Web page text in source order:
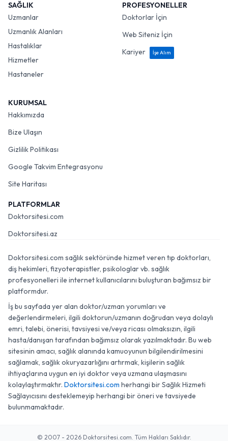
SAĞLIK
Uzmanlar
Uzmanlık Alanları
Hastalıklar
Hizmetler
Hastaneler
PROFESYONELLER
Doktorlar İçin
Web Siteniz İçin
Kariyer
İşe Alım
KURUMSAL
Hakkımızda
Bize Ulaşın
Gizlilik Politikası
Google Takvim Entegrasyonu
Site Haritası
PLATFORMLAR
Doktorsitesi.com
Doktorsitesi.az
Doktorsitesi.com sağlık sektöründe hizmet veren tıp doktorları,
diş hekimleri, fizyoterapistler, psikologlar vb. sağlık
profesyonelleri ile internet kullanıcılarını buluşturan bağımsız bir
platformdur.
İş bu sayfada yer alan doktor/uzman yorumları ve
değerlendirmeleri, ilgili doktorun/uzmanın doğrudan veya dolaylı
emri, talebi, önerisi, tavsiyesi ve/veya ricası olmaksızın, ilgili
hasta/danışan tarafından bağımsız olarak yazılmaktadır. Bu web
sitesinin amacı, sağlık alanında kamuoyunun bilgilendirilmesini
sağlamak, sağlık okuryazarlığını artırmak, kişilerin sağlık
ihtiyaçlarına uygun en iyi doktor veya uzmana ulaşmasını
kolaylaştırmaktır. Doktorsitesi.com herhangi bir Sağlık Hizmeti
Sağlayıcısını desteklemeyip herhangi bir öneri ve tavsiyede
bulunmamaktadır.
© 2007 - 2026 Doktorsitesi.com. Tüm Hakları Saklıdır.